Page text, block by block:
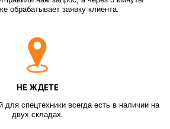
обрабатывает заявку клиента.
НЕ ЖДЕТЕ
для спецтехники всегда есть в наличии на
двух складах.